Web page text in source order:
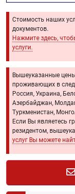
Стоимость наших
документов.
Нажмите здесь,
услуги.
Вышеуказанные
проживающих в
Россия, Украина,
Азербайджан,
Туркменистан,
Если Вы являетесь
резидентом,
услуг Вы можете